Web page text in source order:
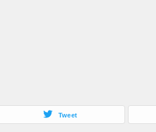
Tweet